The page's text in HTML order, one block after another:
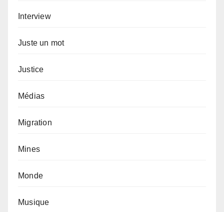
Interview
Juste un mot
Justice
Médias
Migration
Mines
Monde
Musique